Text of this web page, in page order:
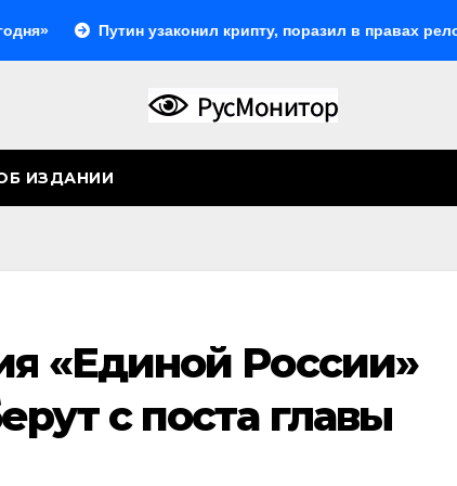
Путин узаконил крипту, поразил в правах
ИЗДАНИИ
«Единой России»
с поста главы